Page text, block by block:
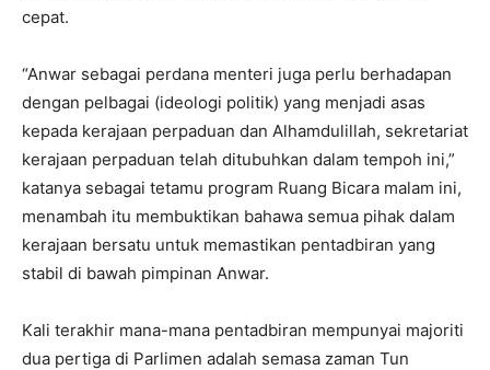
cepat.
“Anwar sebagai perdana menteri juga perlu berhadapan
dengan pelbagai (ideologi politik) yang menjadi asas
kepada kerajaan perpaduan dan Alhamdulillah, sekretariat
kerajaan perpaduan telah ditubuhkan dalam tempoh ini,”
katanya sebagai tetamu program Ruang Bicara malam ini,
menambah itu membuktikan bahawa semua pihak dalam
kerajaan bersatu untuk memastikan pentadbiran yang
stabil di bawah pimpinan Anwar.
Kali terakhir mana-mana pentadbiran mempunyai majoriti
dua pertiga di Parlimen adalah semasa zaman Tun